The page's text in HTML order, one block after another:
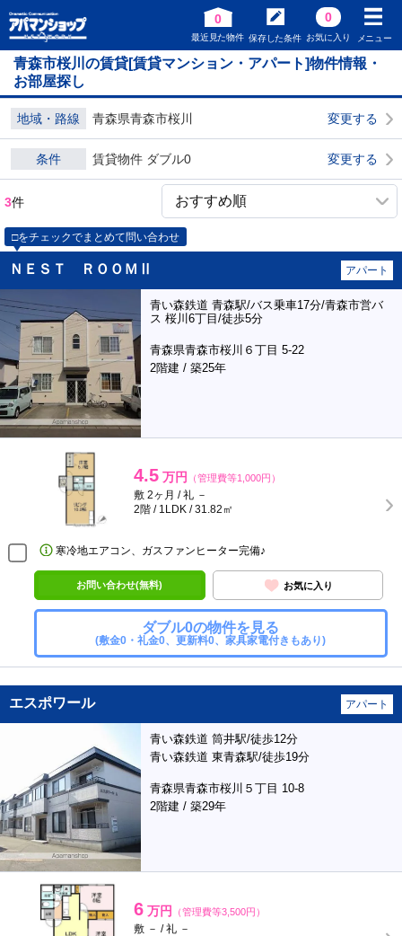
0
最近見た物件 保存した条件
0
お気に入り メニュー
青森市桜川の賃貸[賃貸マンション・アパート]物件情報・
お部屋探し
地域・路線 青森県青森市桜川 変更する
条件 賃貸物件 ダブル0 変更する
3件
□をチェックでまとめて問い合わせ
ＮＥＳＴ ＲＯＯＭⅡ アパート
青い森鉄道 青森駅/バス乗車17分/青森市営バ
ス 桜川6丁目/徒歩5分
青森県青森市桜川６丁目 5-22
2階建 / 築25年
4.5 万円 （管理費等1,000円）
敷 2ヶ月 / 礼 －
2階 / 1LDK / 31.82㎡
寒冷地エアコン、ガスファンヒーター完備♪
お問い合わせ(無料) お気に入り
ダブル0の物件を見る
(敷金0・礼金0、更新料0、家具家電付きもあり)
エスポワール アパート
青い森鉄道 筒井駅/徒歩12分
青い森鉄道 東青森駅/徒歩19分
青森県青森市桜川５丁目 10-8
2階建 / 築29年
6 万円 （管理費等3,500円）
敷 － / 礼 －